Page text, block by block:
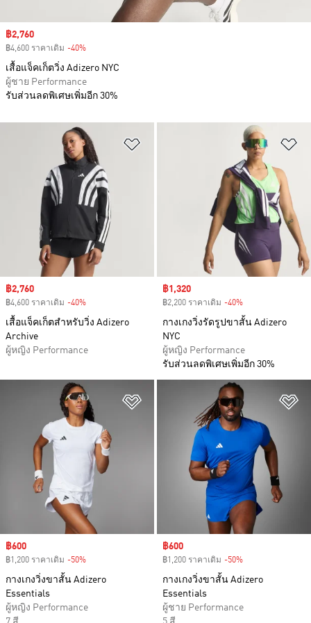
เพิ่มไปยังรายการสินค้าโปรด
Sale price
฿2,760
฿4,600 ราคาเดิม -40%
เสื้อแจ็คเก็ตสำหรับวิ่ง Adizero
Archive
ผู้หญิง Performance
Sale price
฿1,320
฿2,200 ราคาเดิม -40%
กางเกงวิ่งรัดรูปขาสั้น Adizero
NYC
ผู้หญิง Performance
รับส่วนลดพิเศษเพิ่มอีก 30%
เพิ่มไปยังรายการสินค้าโปรด
Sale price
฿600
฿1,200 ราคาเดิม -50%
กางเกงวิ่งขาสั้น Adizero
Essentials
ผู้หญิง Performance
Sale price
฿600
฿1,200 ราคาเดิม -50%
กางเกงวิ่งขาสั้น Adizero
Essentials
ผู้ชาย Performance
Sale price
฿2,760
฿4,600 ราคาเดิม -40%
เสื้อแจ็คเก็ตวิ่ง Adizero NYC
ผู้ชาย Performance
รับส่วนลดพิเศษเพิ่มอีก 30%